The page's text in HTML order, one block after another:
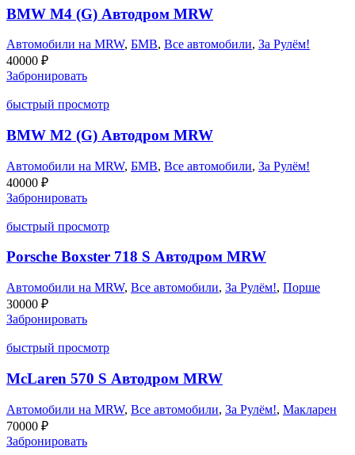
BMW M4 (G) Автодром MRW
Автомобили на MRW, БМВ, Все автомобили, За Рулём!
40000 ₽
Забронировать
быстрый просмотр
BMW M2 (G) Автодром MRW
Автомобили на MRW, БМВ, Все автомобили, За Рулём!
40000 ₽
Забронировать
быстрый просмотр
Porsche Boxster 718 S Автодром MRW
Автомобили на MRW, Все автомобили, За Рулём!, Порше
30000 ₽
Забронировать
быстрый просмотр
McLaren 570 S Автодром MRW
Автомобили на MRW, Все автомобили, За Рулём!, Макларен
70000 ₽
Забронировать